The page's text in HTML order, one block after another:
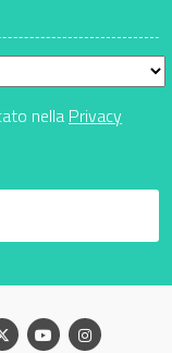
nella Privacy
X YoutubeInstagram